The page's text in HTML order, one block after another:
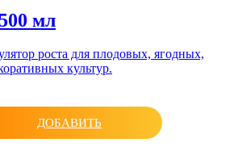
мл
роста для плодовых, ягодных,
культур.
ДОБАВИТЬ